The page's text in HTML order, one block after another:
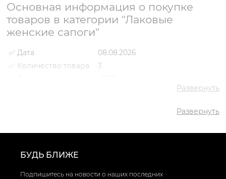
Основная информация о покупке
товаров в категории "Лаковые
женские сапоги"
✅ Дата
08.08.2026
✅ Количество товара
3
✅ Самый популярный
Сапоги VS000085966 Черный
Развернуть
Развернуть
БУДЬ БЛИЖЕ
Подпишитесь на новости о наших последних